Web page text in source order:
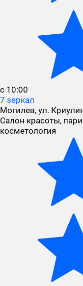
с 10:00
7 зеркал
Могилев, ул.
Салон красоты,
косметология